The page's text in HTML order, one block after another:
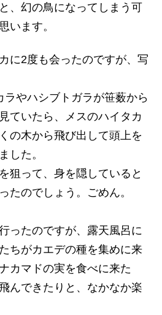
、幻の鳥になってしまう可
います。
に2度も会ったのですが、写
ラやハシブトガラが笹薮から
ていたら、メスのハイタカ
の木から飛び出して頭上を
した。
狙って、身を隠していると
たのでしょう。ごめん。
ったのですが、露天風呂に
ちがカエデの種を集めに来
カマドの実を食べに来た
んできたりと、なかなか楽